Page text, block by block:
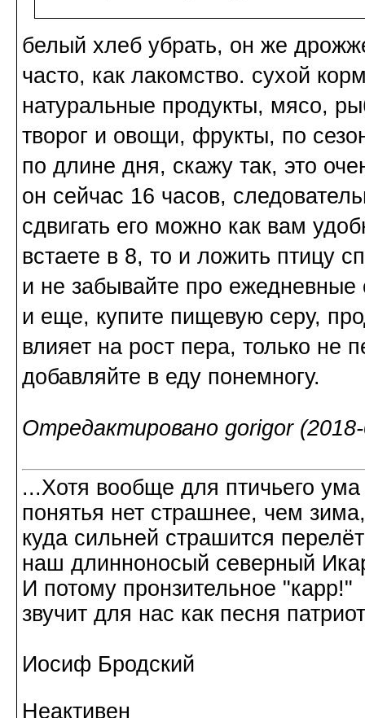
белый хлеб убрать, он же
часто, как лакомство. сухой
натуральные продукты, мясо,
творог и овощи, фрукты, по
по длине дня, скажу так, это
он сейчас 16 часов,
сдвигать его можно как вам
встаете в 8, то и ложить птицу
и не забывайте про
и еще, купите пищевую серу,
влияет на рост пера, только не
добавляйте в еду понемногу.
Отредактировано gorigor
...Хотя вообще для птичьего ума
понятья нет страшнее, чем зима,
куда сильней страшится
наш длинноносый северный
И потому пронзительное "карр!"
звучит для нас как песня
Иосиф Бродский
Неактивен